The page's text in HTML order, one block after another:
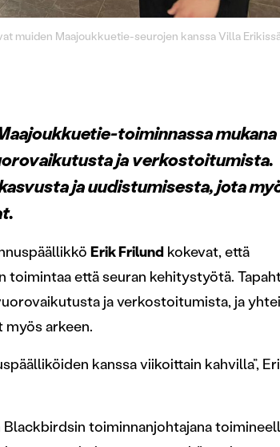
muiden Maajoukkuetie-seurojen kanssa Villa
toiminnassa
ja verkostoitumista.
ja uudistumisesta, jota
Erik Frilund kokevat, että
toimintaa että seuran kehitystyötä.
ja verkostoitumista, ja
arkeen.
kanssa viikoittain kahvilla”,
toiminnanjohtajana